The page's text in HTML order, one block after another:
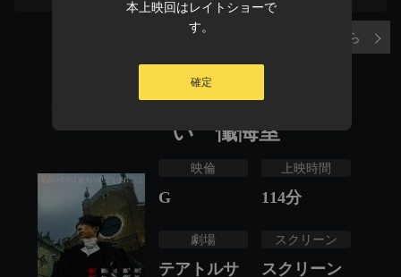
実際の座席表はこちら
岸辺露伴は動かな
い 懺悔室
映倫
G
上映時間
114分
劇場
テアトルサ
スクリーン
スクリーン
本上映回はレイトショーで
す。
確定